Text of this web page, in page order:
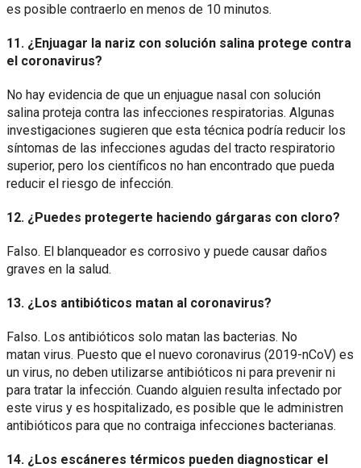
es posible contraerlo en menos de 10 minutos.
11. ¿Enjuagar la nariz con solución salina protege contra
el coronavirus?
No hay evidencia de que un enjuague nasal con solución
salina proteja contra las infecciones respiratorias. Algunas
investigaciones sugieren que esta técnica podría reducir los
síntomas de las infecciones agudas del tracto respiratorio
superior, pero los científicos no han encontrado que pueda
reducir el riesgo de infección.
12. ¿Puedes protegerte haciendo gárgaras con cloro?
Falso. El blanqueador es corrosivo y puede causar daños
graves en la salud.
13. ¿Los antibióticos matan al coronavirus?
Falso. Los antibióticos solo matan las bacterias. No
matan virus. Puesto que el nuevo coronavirus (2019-nCoV) es
un virus, no deben utilizarse antibióticos ni para prevenir ni
para tratar la infección. Cuando alguien resulta infectado por
este virus y es hospitalizado, es posible que le administren
antibióticos para que no contraiga infecciones bacterianas.
14. ¿Los escáneres térmicos pueden diagnosticar el